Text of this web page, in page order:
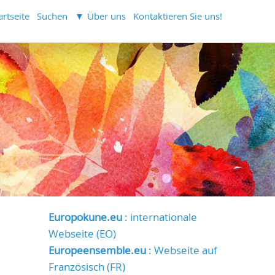
Suchen Über uns Kontaktieren Sie uns!
Europokune.eu: internationale
Webseite (EO)
Europeensemble.eu: Webseite auf
Französisch (FR)